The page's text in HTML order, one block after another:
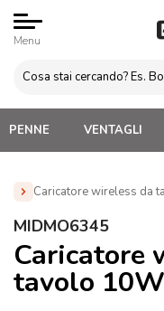
Menu
PENNE VENTAGLI
Caricatore wireless da
Home » Gadget
10W (MIDMO6345)
MIDMO6345
Caricatore
tavolo 10W